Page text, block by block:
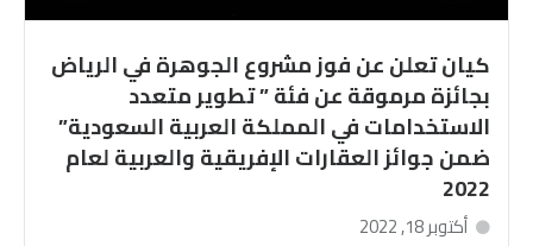
كيان تعلن عن فوز مشروع الجوهرة في الرياض
بجائزة مرموقة عن فئة ” تطوير متعدد
الاستخدامات في المملكة العربية السعودية”
ضمن جوائز العقارات الإفريقية والعربية لعام
2022
أكتوبر 18, 2022